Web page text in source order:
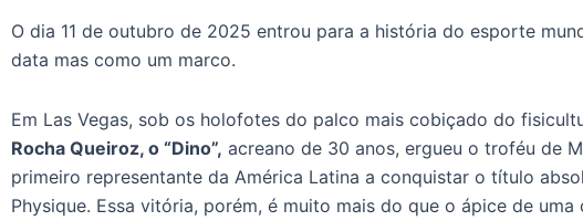
O dia 11 de outubro de 2025 entrou para a história do esporte
data mas como um marco.
Em Las Vegas, sob os holofotes do palco mais cobiçado do
Rocha Queiroz, o “Dino”, acreano de 30 anos, ergueu o troféu de
primeiro representante da América Latina a conquistar o título
Physique. Essa vitória, porém, é muito mais do que o ápice de